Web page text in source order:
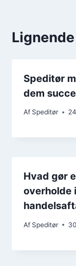
Speditør
dem
Af Speditør
Hvad gør
overholde
Af Speditør